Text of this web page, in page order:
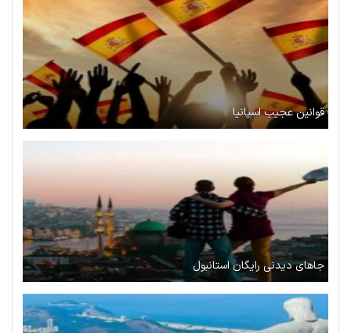
قوانین عجیب اسپانیا
جاهای دیدنی رایگان استانبول